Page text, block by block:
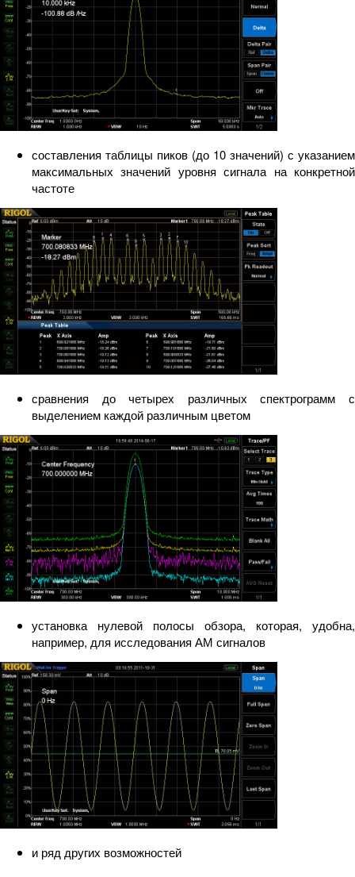
составления таблицы пиков (до 10 значений) с указанием
максимальных значений уровня сигнала на конкретной
частоте
сравнения до четырех различных спектрограмм с
выделением каждой различным цветом
установка нулевой полосы обзора, которая, удобна,
например, для исследования АМ сигналов
и ряд других возможностей